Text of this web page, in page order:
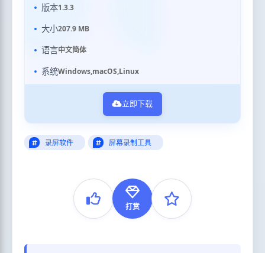
版本1.3.3
大小207.9 MB
语言中文简体
系统Windows,macOS,Linux
立即下载
录屏软件 屏幕录制工具
打赏